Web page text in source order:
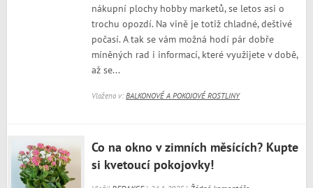
nákupní plochy hobby marketů, se letos asi o
trochu opozdí. Na vině je totiž chladné, deštivé
počasí. A tak se vám možná hodí pár dobře
míněných rad i informací, které využijete v době,
až se...
Vloženo v:BALKONOVÉ A POKOJOVÉ ROSTLINY
Co na okno v zimních měsících? Kupte
si kvetoucí pokojovky!